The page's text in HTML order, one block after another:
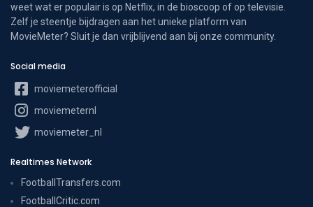
weet wat er populair is op Netflix, in de bioscoop of op televisie.
Zelf je steentje bijdragen aan het unieke platform van
MovieMeter? Sluit je dan vrijblijvend aan bij onze community.
Social media
moviemeterofficial
moviemeternl
moviemeter_nl
Realtimes Network
FootballTransfers.com
FootballCritic.com